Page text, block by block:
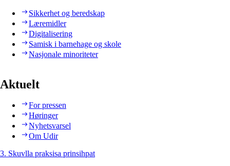
Sikkerhet og beredskap
Læremidler
Digitalisering
Samisk i barnehage og skole
Nasjonale minoriteter
Aktuelt
For pressen
Høringer
Nyhetsvarsel
Om Udir
3. Skuvlla praksisa prinsihpat